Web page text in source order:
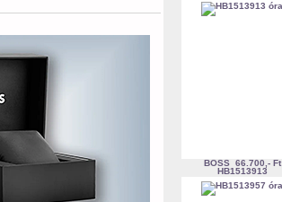
BOSS 66.700,- Ft
HB1513913